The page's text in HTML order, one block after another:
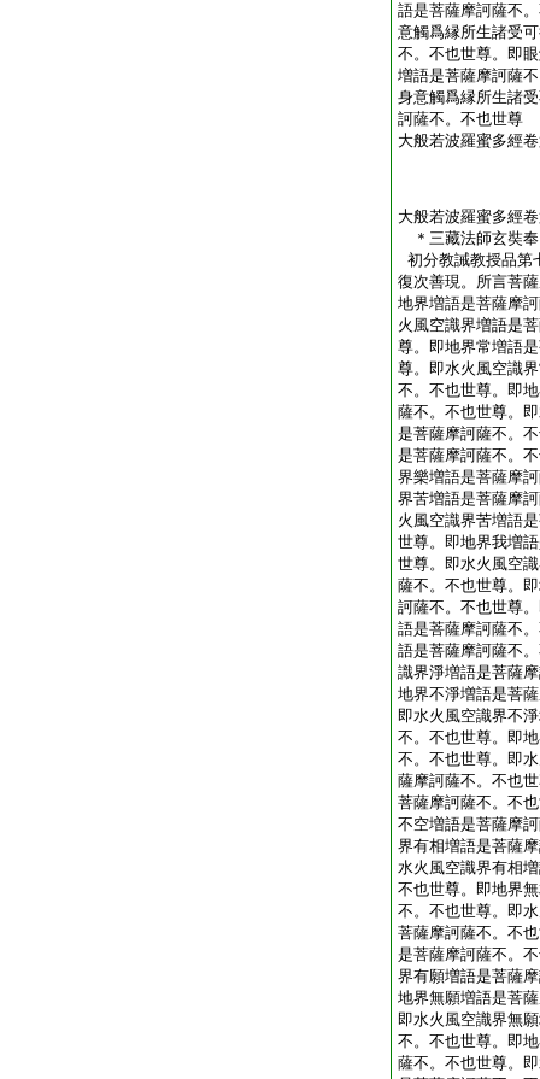
語是菩薩摩訶薩不
意觸爲縁所生諸受
不。不也世尊。即
増語是菩薩摩訶薩
身意觸爲縁所生諸
訶薩不。不也世尊
大般若波羅蜜多經
大般若波羅蜜多經
＊三藏法師玄
初分教誡教授品第
復次善現。所言菩
地界増語是菩薩摩
火風空識界増語是
尊。即地界常増語
尊。即水火風空識
不。不也世尊。即
薩不。不也世尊。
是菩薩摩訶薩不。
是菩薩摩訶薩不。
界樂増語是菩薩摩
界苦増語是菩薩摩
火風空識界苦増語
世尊。即地界我増
世尊。即水火風空
薩不。不也世尊。
訶薩不。不也世尊
語是菩薩摩訶薩不
語是菩薩摩訶薩不
識界淨増語是菩薩
地界不淨増語是菩
即水火風空識界不
不。不也世尊。即
不。不也世尊。即
薩摩訶薩不。不也
菩薩摩訶薩不。不
不空増語是菩薩摩
界有相増語是菩薩
水火風空識界有相
不也世尊。即地界
不。不也世尊。即
菩薩摩訶薩不。不
是菩薩摩訶薩不。
界有願増語是菩薩
地界無願増語是菩
即水火風空識界無
不。不也世尊。即
薩不。不也世尊。